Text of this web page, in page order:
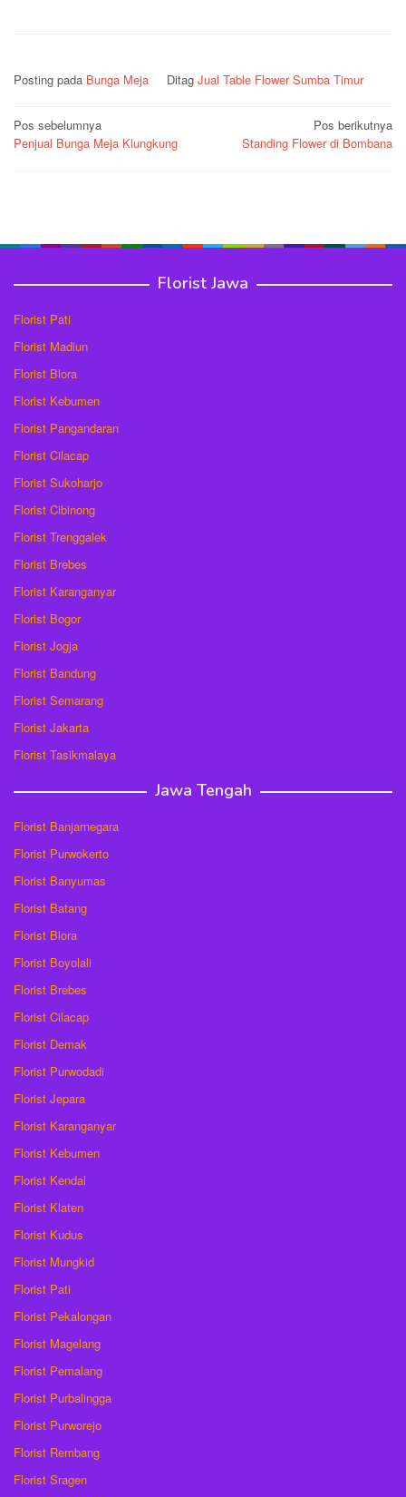
Posting pada Bunga Meja Ditag Jual Table Flower Sumba Timur
Navigasi
pos
Pos sebelumnya
Penjual Bunga Meja Klungkung
Pos berikutnya
Standing Flower di Bombana
Florist Jawa
Florist Pati
Florist Madiun
Florist Blora
Florist Kebumen
Florist Pangandaran
Florist Cilacap
Florist Sukoharjo
Florist Cibinong
Florist Trenggalek
Florist Brebes
Florist Karanganyar
Florist Bogor
Florist Jogja
Florist Bandung
Florist Semarang
Florist Jakarta
Florist Tasikmalaya
Jawa Tengah
Florist Banjarnegara
Florist Purwokerto
Florist Banyumas
Florist Batang
Florist Blora
Florist Boyolali
Florist Brebes
Florist Cilacap
Florist Demak
Florist Purwodadi
Florist Jepara
Florist Karanganyar
Florist Kebumen
Florist Kendal
Florist Klaten
Florist Kudus
Florist Mungkid
Florist Pati
Florist Pekalongan
Florist Magelang
Florist Pemalang
Florist Purbalingga
Florist Purworejo
Florist Rembang
Florist Sragen